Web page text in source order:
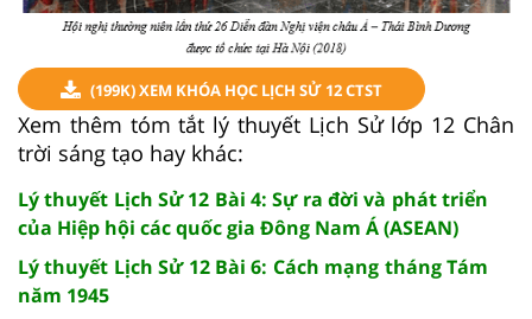
(199K) XEM KHÓA HỌC LỊCH SỬ 12 CTST
Xem thêm tóm tắt lý thuyết Lịch Sử lớp 12 Chân
trời sáng tạo hay khác:
Lý thuyết Lịch Sử 12 Bài 4: Sự ra đời và phát triển
của Hiệp hội các quốc gia Đông Nam Á (ASEAN)
Lý thuyết Lịch Sử 12 Bài 6: Cách mạng tháng Tám
năm 1945